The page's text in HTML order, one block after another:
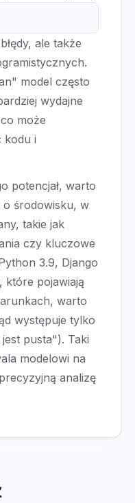
ale także
model często
wydajne
może
kodu i
potencjał, warto
środowisku, w
takie jak
czy kluczowe
3.9, Django
które pojawiają
warto
występuje tylko
pusta"). Taki
modelowi na
analizę